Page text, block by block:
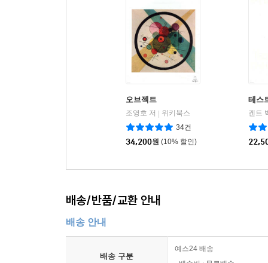
오브젝트
조영호 저
위키북스
34건
34,200원 (10% 할인)
테스
배송/반품/교환 안내
배송 안내
배송 구분
예스24 배송